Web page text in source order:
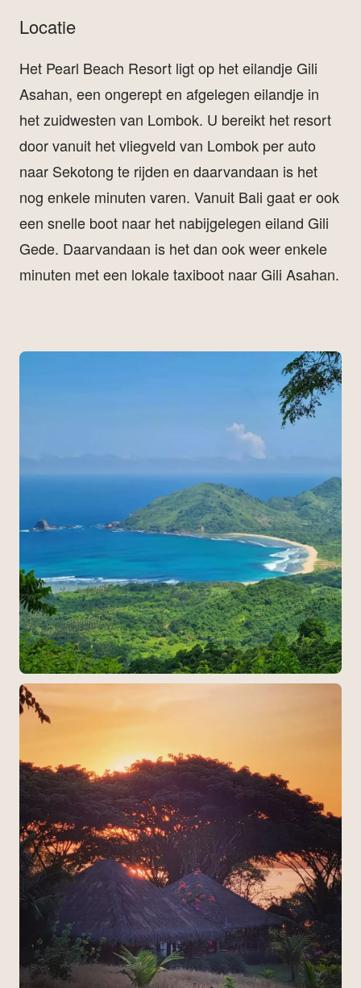
Locatie
Het Pearl Beach Resort ligt op het eilandje Gili
Asahan, een ongerept en afgelegen eilandje in
het zuidwesten van Lombok. U bereikt het resort
door vanuit het vliegveld van Lombok per auto
naar Sekotong te rijden en daarvandaan is het
nog enkele minuten varen. Vanuit Bali gaat er ook
een snelle boot naar het nabijgelegen eiland Gili
Gede. Daarvandaan is het dan ook weer enkele
minuten met een lokale taxiboot naar Gili Asahan.